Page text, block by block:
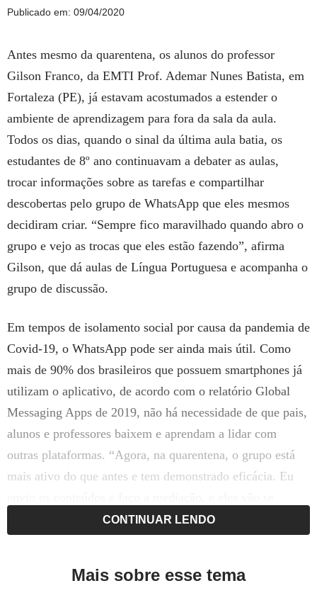
Publicado em: 09/04/2020
Antes mesmo da quarentena, os alunos do professor
Gilson Franco, da EMTI Prof. Ademar Nunes Batista, em
Fortaleza (PE), já estavam acostumados a estender o
ambiente de aprendizagem para fora da sala da aula.
Todos os dias, quando o sinal da última aula batia, os
estudantes de 8º ano continuavam a debater as aulas,
trocar informações sobre as tarefas e compartilhar
descobertas pelo grupo de WhatsApp que eles mesmos
decidiram criar. “Sempre fico maravilhado quando abro o
grupo e vejo as trocas que eles estão fazendo”, afirma
Gilson, que dá aulas de Língua Portuguesa e acompanha o
grupo de discussão.
Em tempos de isolamento social por causa da pandemia de
Covid-19, o WhatsApp pode ser ainda mais útil. Como
mais de 90% dos brasileiros que possuem smartphones já
utilizam o aplicativo, de acordo com o relatório Global
Messaging Apps de 2019, não há necessidade de que pais,
alunos e professores baixem e aprendam a lidar com
outras plataformas. “Agora, na quarentena, o grupo está
mais ativo do que antes e tem demonstrado eficácia. Eu
ajudando o tempo inteiro”, conta o educador.
CONTINUAR LENDO
Mais sobre esse tema